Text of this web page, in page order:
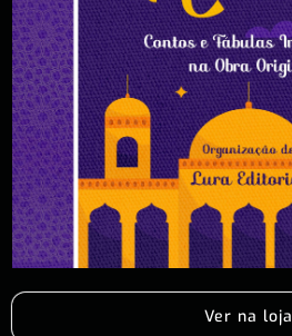
Ver na loja